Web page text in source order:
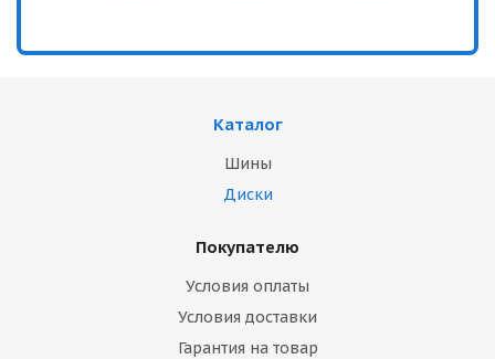
Каталог
Шины
Диски
Покупателю
Условия оплаты
Условия доставки
Гарантия на товар